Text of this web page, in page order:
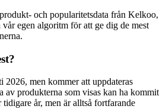
och popularitetsdata från Kelkoo,
egen algoritm för att ge dig de mest
2026, men kommer att uppdateras
av produkterna som visas kan ha kommit
år, men är alltså fortfarande